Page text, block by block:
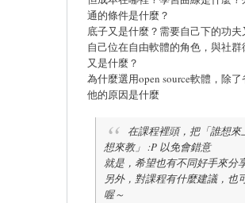
通的條件是什麼？
底子又是什麼？需要自己下的功夫
自己位在自由軟體的角色，與社
又是什麼？
為什麼選用open source軟體，除
他的原因是什麼
在課程裡頭，把「誰想來
想來教」 :P 以免會錯意
就是，希望也有不同好手來分
另外，對課程有什麼建議，也
喔～